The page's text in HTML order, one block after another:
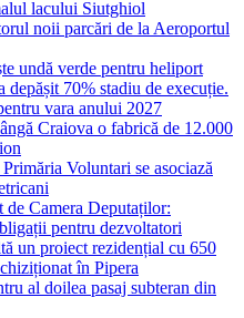
lacului Siutghiol
noii parcări de la Aeroportul
undă verde pentru heliport
depășit 70% stadiu de execuție.
vara anului 2027
Craiova o fabrică de 12.000
Voluntari se asociază
Camera Deputaților:
pentru dezvoltatori
un proiect rezidențial cu 650
în Pipera
al doilea pasaj subteran din